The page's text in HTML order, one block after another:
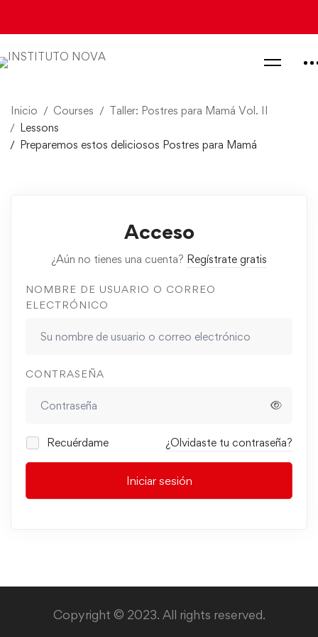
Inicio Courses
Taller: Postres para Mamá Vol. II
Lessons
Preparemos estos deliciosos Postres para Mamá
Acceso
¿Aún no tienes una cuenta? Regístrate gratis
NOMBRE DE USUARIO O CORREO
ELECTRÓNICO
CONTRASEÑA
Recuérdame ¿Olvidaste tu contraseña?
Iniciar sesión
Copyright © 2023. All rights reserved.